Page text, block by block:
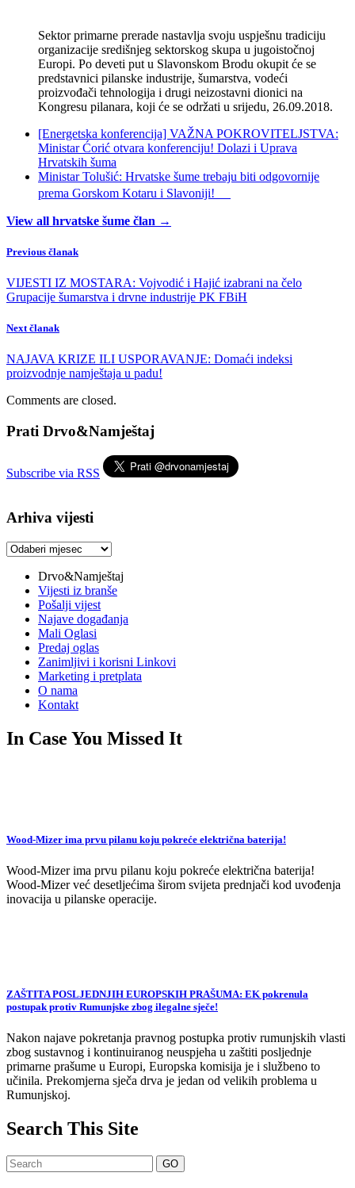
Sektor primarne prerade nastavlja svoju uspješnu tradiciju
organizacije središnjeg sektorskog skupa u jugoistočnoj
Europi. Po deveti put u Slavonskom Brodu okupit će se
predstavnici pilanske industrije, šumarstva, vodeći
proizvođači tehnologija i drugi neizostavni dionici na
Kongresu pilanara, koji će se održati u srijedu, 26.09.2018.
[Energetska konferencija] VAŽNA POKROVITELJSTVA:
Ministar Ćorić otvara konferenciju! Dolazi i Uprava
Hrvatskih šuma
Ministar Tolušić: Hrvatske šume trebaju biti odgovornije
prema Gorskom Kotaru i Slavoniji!
View all hrvatske šume član →
Previous članak
VIJESTI IZ MOSTARA: Vojvodić i Hajić izabrani na čelo
Grupacije šumarstva i drvne industrije PK FBiH
Next članak
NAJAVA KRIZE ILI USPORAVANJE: Domaći indeksi
proizvodnje namještaja u padu!
Comments are closed.
Prati Drvo&Namještaj
Subscribe via RSS
Arhiva vijesti
Arhiva
Drvo&Namještaj
Vijesti iz branše
Pošalji vijest
Najave događanja
Mali Oglasi
Predaj oglas
Zanimljivi i korisni Linkovi
Marketing i pretplata
O nama
Kontakt
In Case You Missed It
Wood-Mizer ima prvu pilanu koju pokreće električna baterija!
Wood-Mizer ima prvu pilanu koju pokreće električna baterija!
Wood-Mizer već desetljećima širom svijeta prednjači kod uvođenja
inovacija u pilanske operacije.
ZAŠTITA POSLJEDNJIH EUROPSKIH PRAŠUMA: EK pokrenula
postupak protiv Rumunjske zbog ilegalne sječe!
Nakon najave pokretanja pravnog postupka protiv rumunjskih vlasti
zbog sustavnog i kontinuiranog neuspjeha u zaštiti posljednje
primarne prašume u Europi, Europska komisija je i službeno to
učinila. Prekomjerna sječa drva je jedan od velikih problema u
Rumunjskoj.
Search This Site